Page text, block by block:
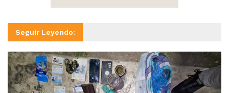
Seguir Leyendo: